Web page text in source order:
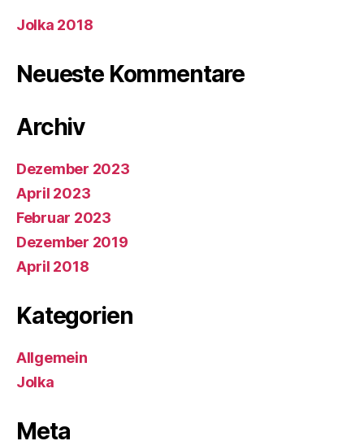
Jolka 2018
Neueste Kommentare
Archiv
Dezember 2023
April 2023
Februar 2023
Dezember 2019
April 2018
Kategorien
Allgemein
Jolka
Meta